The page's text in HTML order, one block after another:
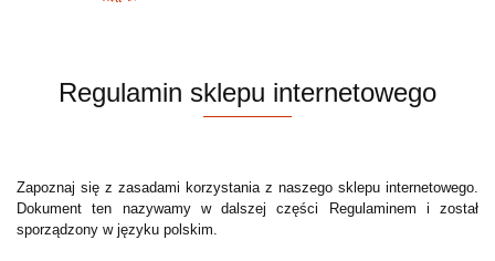
Regulamin sklepu internetowego
Zapoznaj się z zasadami korzystania z naszego sklepu internetowego.
Dokument ten nazywamy w dalszej części Regulaminem i został
sporządzony w języku polskim.